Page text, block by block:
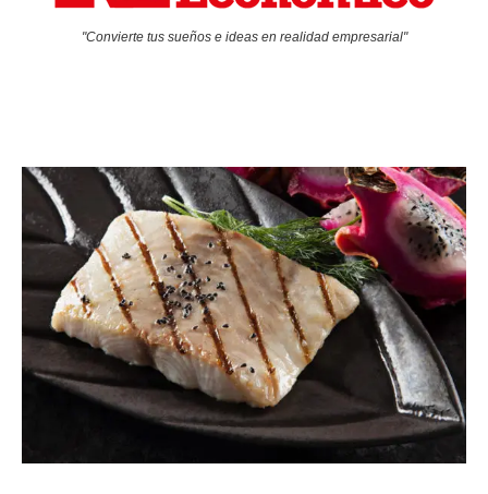
"Convierte tus sueños e ideas en realidad empresarial"